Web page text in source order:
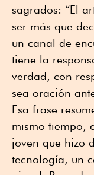
sagrados: “El
ser más que
un canal de
tiene la
verdad, con
sea oración
Esa frase
mismo tiempo,
joven que hizo
tecnología, un